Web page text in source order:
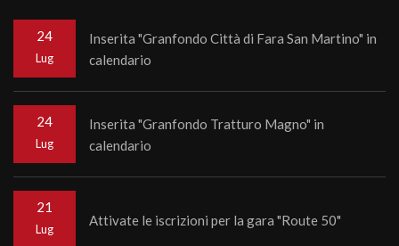
24
Lug
Inserita "Granfondo Città di Fara San Martino" in
calendario
24
Lug
Inserita "Granfondo Tratturo Magno" in
calendario
21
Lug
Attivate le iscrizioni per la gara "Route 50"